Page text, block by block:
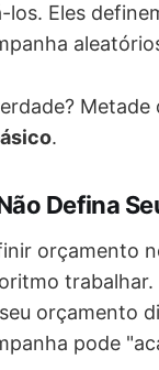
los. Eles
.
Defina
orçamento
trabalhar.
orçamento
pode